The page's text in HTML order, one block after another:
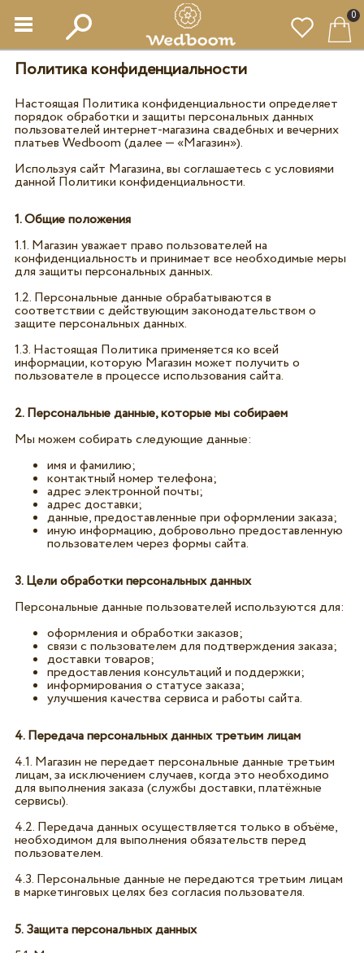
0
Политика конфиденциальности
Настоящая Политика конфиденциальности определяет
порядок обработки и защиты персональных данных
пользователей интернет-магазина свадебных и вечерних
платьев Wedboom (далее — «Магазин»).
Используя сайт Магазина, вы соглашаетесь с условиями
данной Политики конфиденциальности.
1. Общие положения
1.1. Магазин уважает право пользователей на
конфиденциальность и принимает все необходимые меры
для защиты персональных данных.
1.2. Персональные данные обрабатываются в
соответствии с действующим законодательством о
защите персональных данных.
1.3. Настоящая Политика применяется ко всей
информации, которую Магазин может получить о
пользователе в процессе использования сайта.
2. Персональные данные, которые мы собираем
Мы можем собирать следующие данные:
имя и фамилию;
контактный номер телефона;
адрес электронной почты;
адрес доставки;
данные, предоставленные при оформлении заказа;
иную информацию, добровольно предоставленную
пользователем через формы сайта.
3. Цели обработки персональных данных
Персональные данные пользователей используются для:
оформления и обработки заказов;
связи с пользователем для подтверждения заказа;
доставки товаров;
предоставления консультаций и поддержки;
информирования о статусе заказа;
улучшения качества сервиса и работы сайта.
4. Передача персональных данных третьим лицам
4.1. Магазин не передает персональные данные третьим
лицам, за исключением случаев, когда это необходимо
для выполнения заказа (службы доставки, платёжные
сервисы).
4.2. Передача данных осуществляется только в объёме,
необходимом для выполнения обязательств перед
пользователем.
4.3. Персональные данные не передаются третьим лицам
в маркетинговых целях без согласия пользователя.
5. Защита персональных данных